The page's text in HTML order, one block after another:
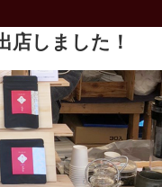
店しました！